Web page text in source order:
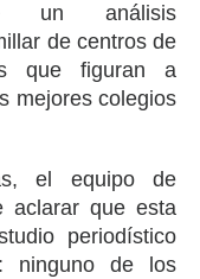
un análisis
de centros de
que figuran a
mejores colegios
el equipo de
aclarar que esta
periodístico
ninguno de los